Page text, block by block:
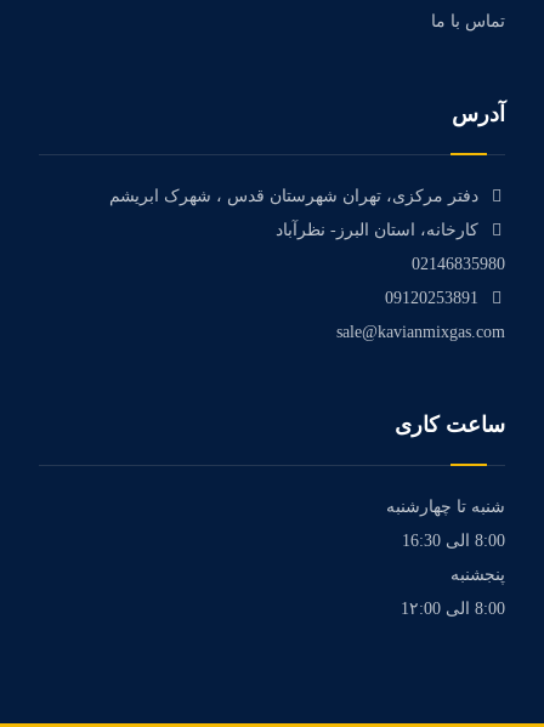
تماس با ما
آدرس
دفتر مرکزی، تهران شهرستان قدس ، شهرک ابریشم
کارخانه، استان البرز- نظرآباد
02146835980
09120253891
sale@kavianmixgas.com
ساعت کاری
شنبه تا چهارشنبه
8:00 الی 16:30
پنجشنبه
8:00 الی 1۲:00